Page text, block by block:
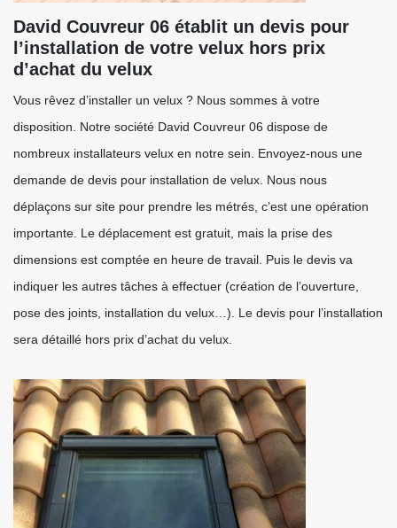
David Couvreur 06 établit un devis pour
l’installation de votre velux hors prix
d’achat du velux
Vous rêvez d’installer un velux ? Nous sommes à votre
disposition. Notre société David Couvreur 06 dispose de
nombreux installateurs velux en notre sein. Envoyez-nous une
demande de devis pour installation de velux. Nous nous
déplaçons sur site pour prendre les métrés, c’est une opération
importante. Le déplacement est gratuit, mais la prise des
dimensions est comptée en heure de travail. Puis le devis va
indiquer les autres tâches à effectuer (création de l’ouverture,
pose des joints, installation du velux…). Le devis pour l’installation
sera détaillé hors prix d’achat du velux.